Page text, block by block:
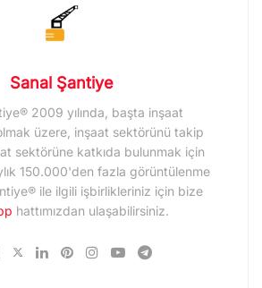
Sanal Şantiye
2009 yılında, başta inşaat
üzere, inşaat sektörünü takip
sektörüne katkıda bulunmak için
150.000'den fazla görüntülenme
ile ilgili işbirlikleriniz için bize
hattımızdan ulaşabilirsiniz.